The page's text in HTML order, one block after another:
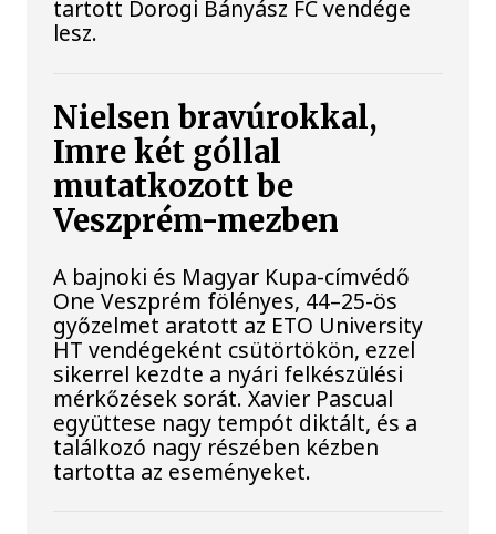
tartott Dorogi Bányász FC vendége
lesz.
Nielsen bravúrokkal,
Imre két góllal
mutatkozott be
Veszprém-mezben
A bajnoki és Magyar Kupa-címvédő
One Veszprém fölényes, 44–25-ös
győzelmet aratott az ETO University
HT vendégeként csütörtökön, ezzel
sikerrel kezdte a nyári felkészülési
mérkőzések sorát. Xavier Pascual
együttese nagy tempót diktált, és a
találkozó nagy részében kézben
tartotta az eseményeket.